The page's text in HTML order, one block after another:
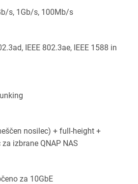
s, 1Gb/s, 100Mb/s
IEEE 802.3ae, IEEE 1588 in
nosilec) + full-height +
izbrane QNAP NAS
za 10GbE